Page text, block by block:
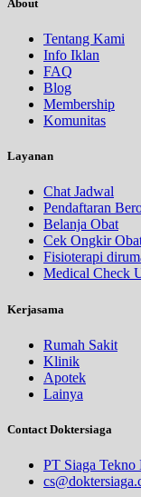
About
Tentang Kami
Info Iklan
FAQ
Blog
Membership
Komunitas
Layanan
Chat Jadwal
Pendaftaran
Belanja Obat
Cek Ongkir
Fisioterapi
Medical Check
Kerjasama
Rumah Sakit
Klinik
Apotek
Lainya
Contact Doktersiaga
PT Siaga Tekno